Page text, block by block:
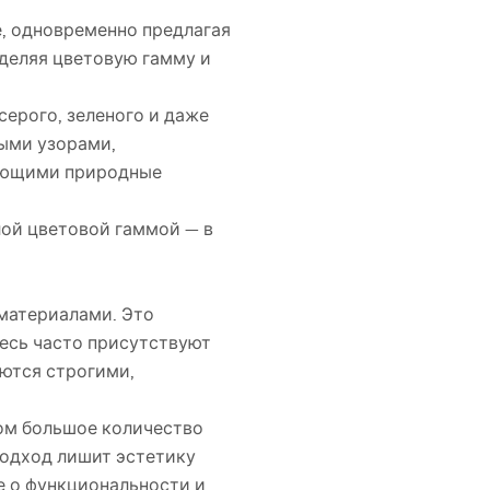
одновременно предлагая
цветовую гамму и
зеленого и даже
узорами,
природные
цветовой гаммой — в
Это
часто присутствуют
строгими,
большое количество
лишит эстетику
функциональности и